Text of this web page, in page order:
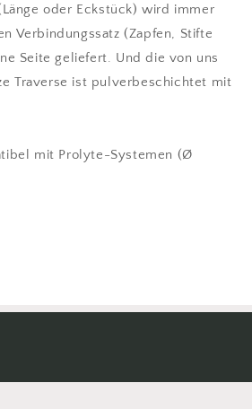
oder Eckstück) wird immer
Verbindungssatz (Zapfen, Stifte
Seite geliefert. Und die von uns
Traverse ist pulverbeschichtet mit
mit Prolyte-Systemen (Ø